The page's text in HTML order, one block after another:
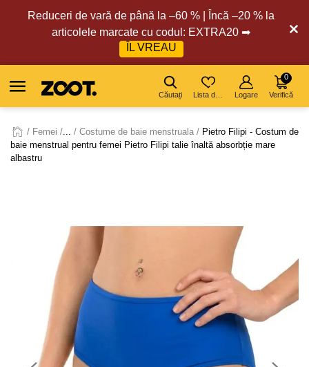
Reduceri de vară de până la –60 % | Încă –20 % la
articolele marcate cu codul: EXTRA20 ➡
ÎL VREAU
Căutați Logare Verifică
0
Femei ... Costume de baie menstruala
Pietro Filipi - Costum de
baie menstrual pentru femei Pietro Filipi talie înaltă absorbție mare
albastru